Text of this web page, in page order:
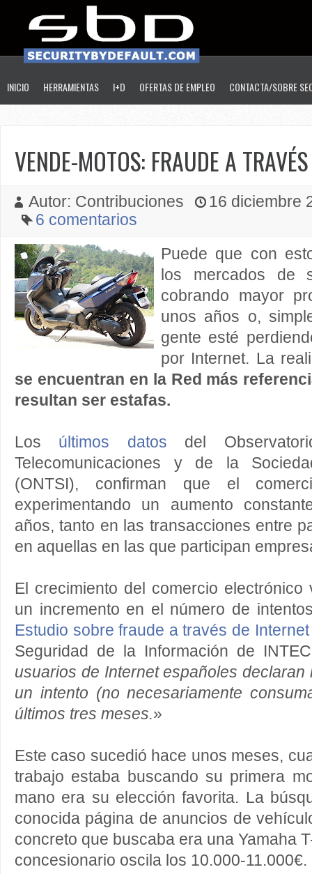
INICIO HERRAMIENTAS I+D OFERTAS DE EMPLEO CONTACTA/SOBRE
VENDE-MOTOS: FRAUDE A
Autor: Contribuciones
16 diciembre
6 comentarios
Puede que con
los mercados de
cobrando mayor
unos años o,
gente esté
por Internet. La
se encuentran en la Red más
resultan ser estafas.
Los últimos datos del
Telecomunicaciones y de la
(ONTSI), confirman que el
experimentando un aumento
años, tanto en las transacciones entre
en aquellas en las que participan
El crecimiento del comercio electrónico
un incremento en el número de
Estudio sobre fraude a través de Internet
Seguridad de la Información de
usuarios de Internet españoles
un intento (no necesariamente
últimos tres meses.»
Este caso sucedió hace unos meses,
trabajo estaba buscando su primera
mano era su elección favorita. La
conocida página de anuncios de
concreto que buscaba era una Yamaha
concesionario oscila los 10.000-11.000€.